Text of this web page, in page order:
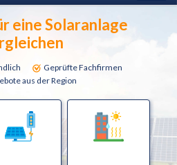
eine Solaranlage
Geprüfte Fachfirmen
aus der Region